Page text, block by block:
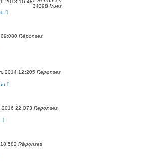
34398 Vues
0 Réponses
2014 12:205 Réponses
2016 22:073 Réponses
2 Réponses